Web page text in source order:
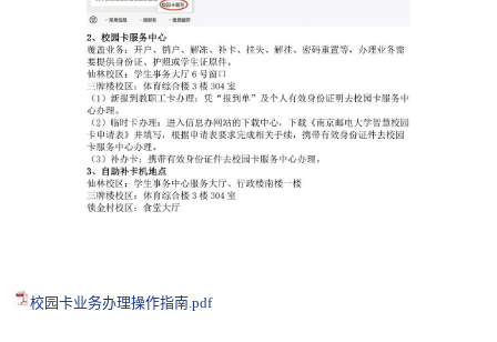
校园卡业务办理操作指南.pdf